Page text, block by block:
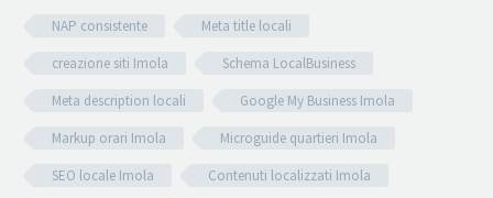
NAP consistente
Meta title locali
creazione siti Imola
Schema LocalBusiness
Meta description locali
Google My Business Imola
Markup orari Imola
Microguide quartieri Imola
SEO locale Imola
Contenuti localizzati Imola